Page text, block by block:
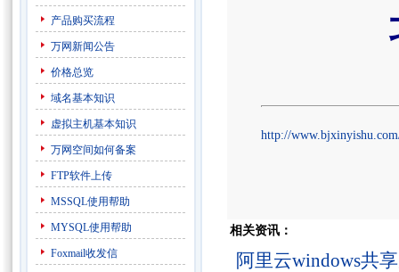
产品购买流程
万网新闻公告
价格总览
域名基本知识
虚拟主机基本知识
万网空间如何备案
FTP软件上传
MSSQL使用帮助
MYSQL使用帮助
Foxmail收发信
http://
相关资讯：
阿里云windows共